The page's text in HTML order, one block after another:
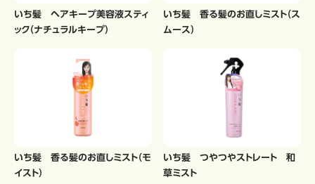
いち髪 ヘアキープ美容液スティ
ック（ナチュラルキープ）
いち髪 香る髪のお直しミスト（ス
ムース）
いち髪 香る髪のお直しミスト（モ
イスト）
いち髪 つやつやストレート 和
草ミスト